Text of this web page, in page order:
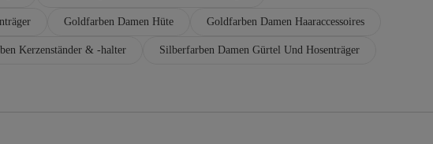
Goldfarben Damen Hüte Goldfarben Damen Haaraccessoires
Kerzenständer & -halter Silberfarben Damen Gürtel Und Hosenträger